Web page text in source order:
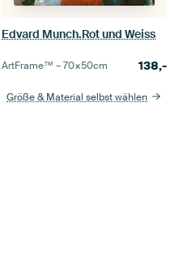
Edvard Munch.Rot und Weiss
ArtFrame™ –70×50cm 138,-
Größe & Material selbst wählen